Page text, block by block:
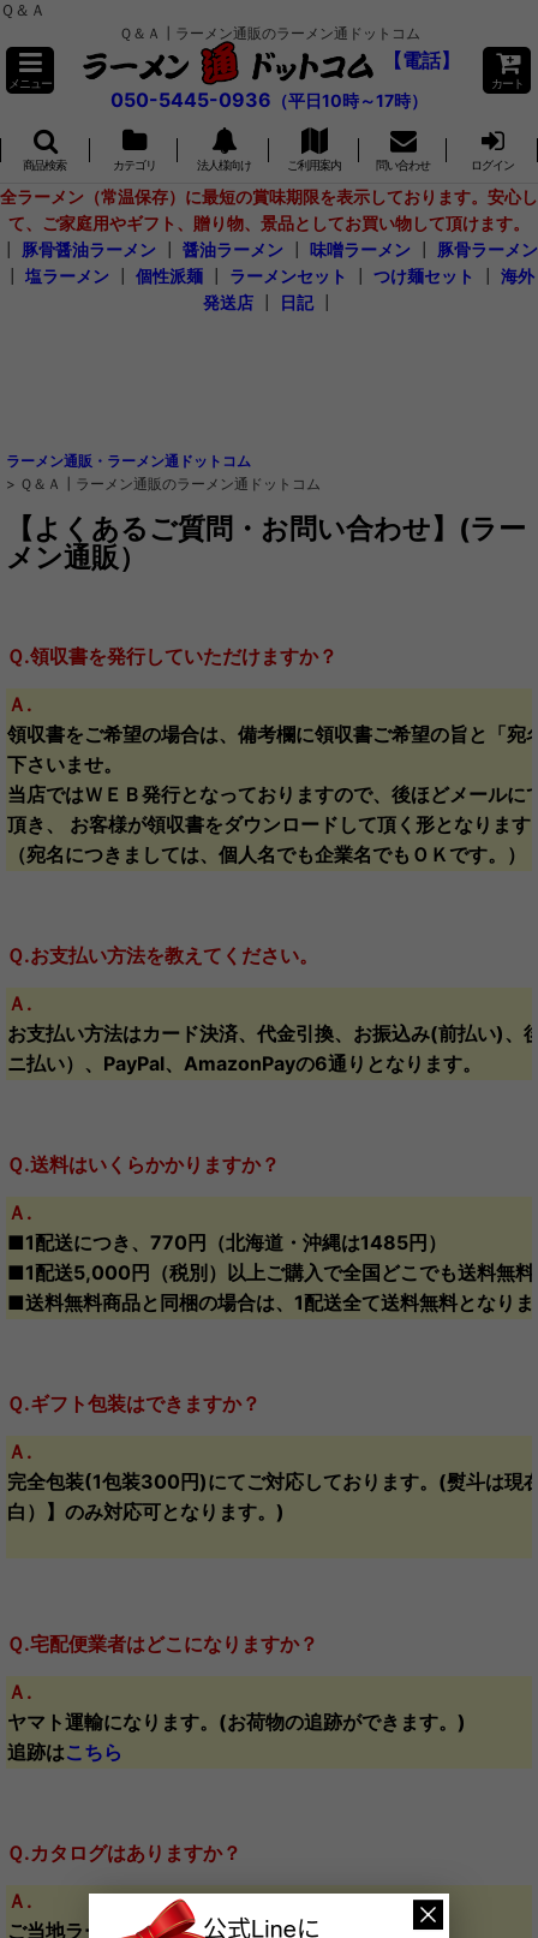
Ｑ＆Ａ
Ｑ＆Ａ┃ラーメン通販のラーメン通ドットコム
メニュー
【電話】
050-5445-0936 （平日10時～17時）
カート
商品検索 カテゴリ 法人様向け ご利用案内 問い合わせ ログイン
全ラーメン（常温保存）に最短の賞味期限を表示しております。安心し
て、ご家庭用やギフト、贈り物、景品としてお買い物して頂けます。
豚骨醤油ラーメン 醤油ラーメン 味噌ラーメン
豚骨ラーメン
塩ラーメン 個性派麺 ラーメンセット つけ麺セット
海外
発送店
日記┃
ラーメン通販・ラーメン通ドットコム
> Ｑ＆Ａ┃ラーメン通販のラーメン通ドットコム
【よくあるご質問・お問い合わせ】(ラー
メン通販）
Ｑ.領収書を発行していただけますか？
Ａ.
領収書をご希望の場合は、備考欄に領収書ご希望の旨と「宛
下さいませ。
当店ではＷＥＢ発行となっておりますので、後ほどメールに
頂き、 お客様が領収書をダウンロードして頂く形となります
（宛名につきましては、個人名でも企業名でもＯＫです。）
Ｑ.お支払い方法を教えてください。
Ａ.
お支払い方法はカード決済、代金引換、お振込み(前払い)、
ニ払い）、PayPal、AmazonPayの6通りとなります。
Ｑ.送料はいくらかかりますか？
Ａ.
■1配送につき、770円（北海道・沖縄は1485円）
■1配送5,000円（税別）以上ご購入で全国どこでも送料無料
■送料無料商品と同梱の場合は、1配送全て送料無料となり
Ｑ.ギフト包装はできますか？
Ａ.
完全包装(1包装300円)にてご対応しております。(熨斗は現
白）】のみ対応可となります。)
Ｑ.宅配便業者はどこになりますか？
Ａ.
ヤマト運輸になります。(お荷物の追跡ができます。)
追跡はこちら
Ｑ.カタログはありますか？
Ａ.
ご当地ラーメンカタログをご用意しております。